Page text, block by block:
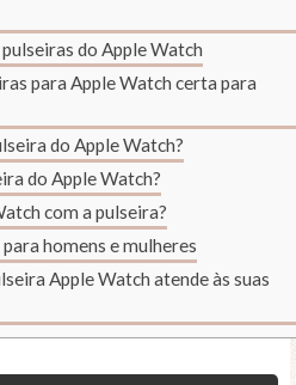
do Apple Watch
para Apple Watch certa para
do Apple Watch?
do Apple Watch?
com a pulseira?
homens e mulheres
Apple Watch atende às suas